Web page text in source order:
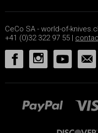
CeCo SA - world-of-
+41 (0)32 322 97 55 |